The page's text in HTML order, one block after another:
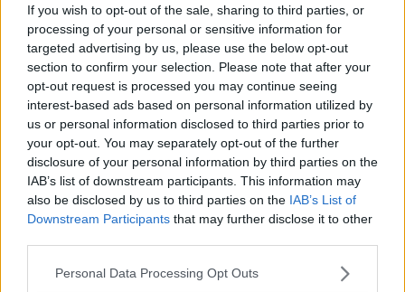
If you wish to opt-out of the sale, sharing to third parties, or
processing of your personal or sensitive information for
targeted advertising by us, please use the below opt-out
section to confirm your selection. Please note that after your
opt-out request is processed you may continue seeing
interest-based ads based on personal information utilized by
us or personal information disclosed to third parties prior to
your opt-out. You may separately opt-out of the further
disclosure of your personal information by third parties on the
IAB’s list of downstream participants. This information may
also be disclosed by us to third parties on the IAB’s List of
Downstream Participants that may further disclose it to other
Personal Data Processing Opt Outs
cittadini.
Colozza, originario di Roma, era stato eletto con una lista civica ed
era un ex comandante di compagnia dei carabinieri: "È con grande
dolore - hanno scritto dal municipio - che diamo latriste notizia
della perdita del nostro caro sindaco. Le parole non possono
colmare ilprofondo vuoto che sentiamoin questo momento.
Siamo sbigottiti, increduli ed enormemente addolorati. Sei
sempre statouna persona grintosa, entusiasta, integerrima,
retta, onesta, altruistae soprattutto un faro per tutti. Maurizio, ci
amato e voluto bene".